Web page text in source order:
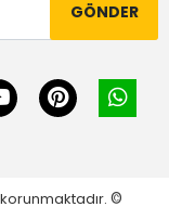
GÖNDER
©